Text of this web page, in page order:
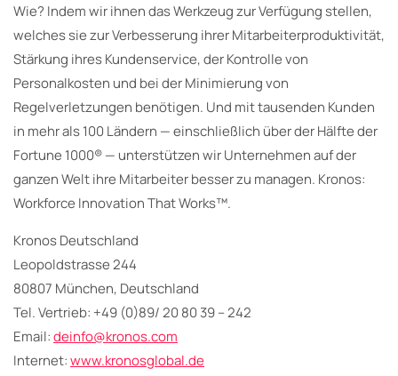
Wie? Indem wir ihnen das Werkzeug zur Verfügung stellen,
welches sie zur Verbesserung ihrer Mitarbeiterproduktivität,
Stärkung ihres Kundenservice, der Kontrolle von
Personalkosten und bei der Minimierung von
Regelverletzungen benötigen. Und mit tausenden Kunden
in mehr als 100 Ländern — einschließlich über der Hälfte der
Fortune 1000® — unterstützen wir Unternehmen auf der
ganzen Welt ihre Mitarbeiter besser zu managen. Kronos:
Workforce Innovation That Works™.
Kronos Deutschland
Leopoldstrasse 244
80807 München, Deutschland
Tel. Vertrieb: +49 (0)89/ 20 80 39 – 242
Email:deinfo@kronos.com
Internet:www.kronosglobal.de